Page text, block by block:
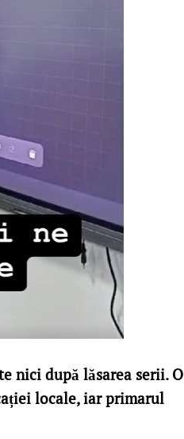
nici după lăsarea serii. O
locale, iar primarul